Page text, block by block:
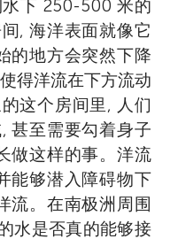
下 250-500 米的
, 海洋表面就像它
的地方会突然下降
得洋流在下方流动
这个房间里, 人们
甚至需要勾着身子
做这样的事。洋流
能够潜入障碍物下
流。在南极洲周围
水是否真的能够接